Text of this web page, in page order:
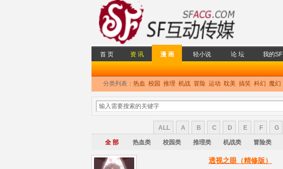
首 页 资 讯 漫 画 轻小说 论 坛 我的SF
分类列表： 热血 校园 推理 机战 冒险 运动 耽美 搞笑 科幻 魔幻
ALL A B C D E F G
全 部 热血类 校园类 推理类 机战类 冒险类
透视之眼（精修版）